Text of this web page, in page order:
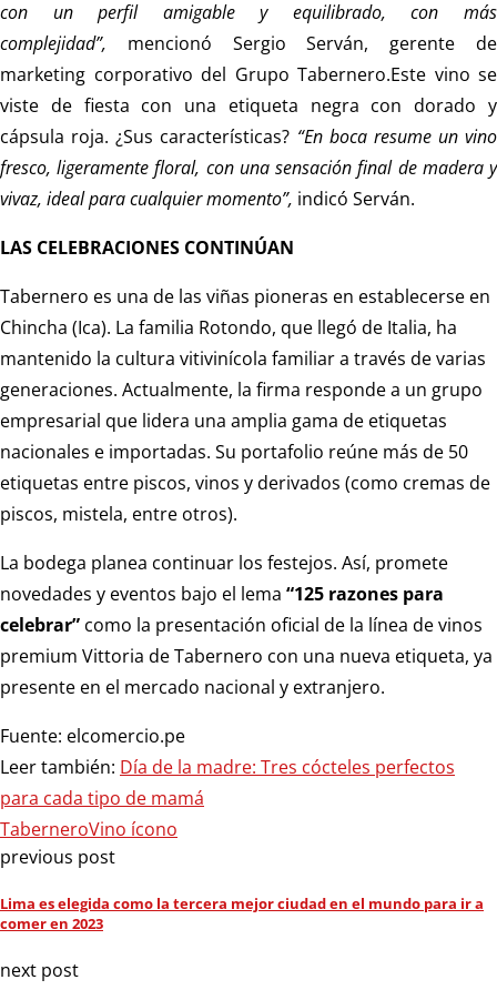
con un perfil amigable y equilibrado, con más
complejidad”, mencionó Sergio Serván, gerente de
marketing corporativo del Grupo Tabernero.Este vino se
viste de fiesta con una etiqueta negra con dorado y
cápsula roja. ¿Sus características? “En boca resume un vino
fresco, ligeramente floral, con una sensación final de madera y
vivaz, ideal para cualquier momento”, indicó Serván.
LAS CELEBRACIONES CONTINÚAN
Tabernero es una de las viñas pioneras en establecerse en
Chincha (Ica). La familia Rotondo, que llegó de Italia, ha
mantenido la cultura vitivinícola familiar a través de varias
generaciones. Actualmente, la firma responde a un grupo
empresarial que lidera una amplia gama de etiquetas
nacionales e importadas. Su portafolio reúne más de 50
etiquetas entre piscos, vinos y derivados (como cremas de
piscos, mistela, entre otros).
La bodega planea continuar los festejos. Así, promete
novedades y eventos bajo el lema “125 razones para
celebrar” como la presentación oficial de la línea de vinos
premium Vittoria de Tabernero con una nueva etiqueta, ya
presente en el mercado nacional y extranjero.
Fuente: elcomercio.pe
Leer también: Día de la madre: Tres cócteles perfectos
para cada tipo de mamá
TaberneroVino ícono
previous post
Lima es elegida como la tercera mejor ciudad en el mundo para ir a
comer en 2023
next post